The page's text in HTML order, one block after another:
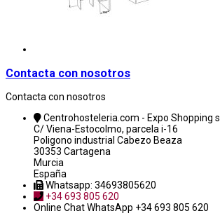
Contacta con nosotros
Contacta con nosotros
Centrohosteleria.com - Expo Shopping sl
C/ Viena-Estocolmo, parcela i-16
Poligono industrial Cabezo Beaza
30353 Cartagena
Murcia
España
Whatsapp: 34693805620
+34 693 805 620
Online ChatWhatsApp +34 693 805 620